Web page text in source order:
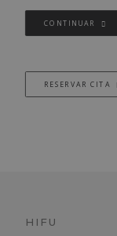
CONTINUAR
RESERVAR CITA
HIFU